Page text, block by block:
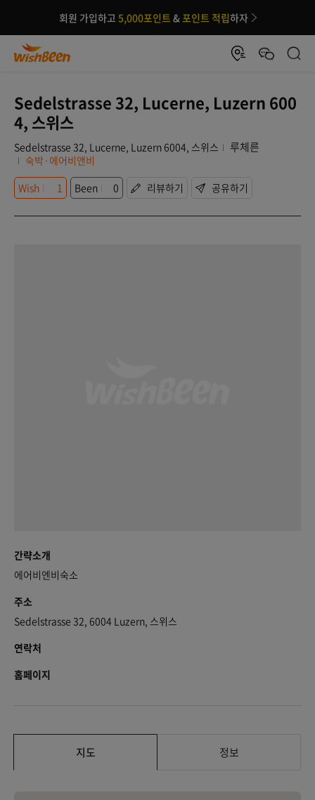
회원 가입하고 5,000포인트 &포인트 적립하자
Sedelstrasse 32, Lucerne, Luzern 600
4, 스위스
Sedelstrasse 32, Lucerne, Luzern 6004, 스위스 루체른
숙박·에어비앤비
Wish
1 Been 0 리뷰하기 공유하기
간략소개
에어비엔비숙소
주소
Sedelstrasse 32, 6004 Luzern, 스위스
연락처
홈페이지
지도 정보